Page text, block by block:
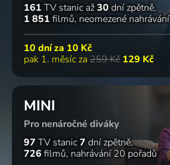
161 TV stanic až30 dní zpětně
1 851 filmů neomezené nahrávání
10 dní za 10 Kč
pak 1. měsíc za 259 Kč 129 Kč
MINI
Pro nenáročné diváky
97 TV stanic7 dní zpětně
726 filmů nahrávání 20 pořadů